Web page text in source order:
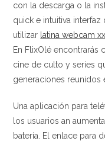
con la descarga o la
quick e intuitiva
utilizar latina webcam
En FlixOlé encontrarás
cine de culto y series
generaciones reunidos
Una aplicación para
los usuarios an
batería. El enlace para